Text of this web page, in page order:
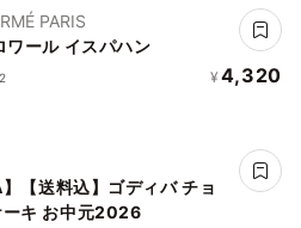
PARIS
ワール イスパハン
¥ 4,320
】【送料込】ゴディバ チョ
ーキ お中元2026